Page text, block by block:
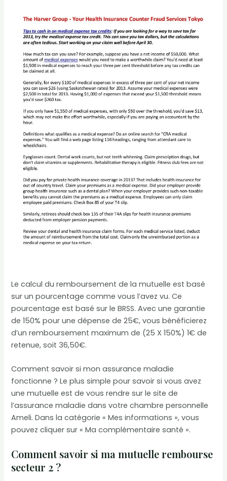
Le calcul du remboursement de la mutuelle est basé
sur un pourcentage comme vous l’avez vu. Ce
pourcentage est basé sur le BRSS. Avec une garantie
de 150% pour une dépense de 25€, vous bénéficierez
d’un remboursement maximum de (25 X 150%) 1€ de
retenue, soit 36,50€.
Comment savoir si mon assurance maladie
fonctionne ? Le plus simple pour savoir si vous avez
une mutuelle est de vous rendre sur le site de
l’assurance maladie dans votre chambre personnelle
Ameli. Dans la catégorie « Mes informations », vous
pouvez cliquer sur « Ma complémentaire santé ».
Comment savoir si ma mutuelle rembourse
secteur 2 ?